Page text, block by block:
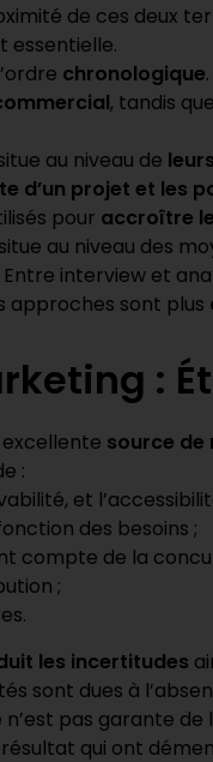
de ces deux
essentielle.
chronologique
, tandis
au niveau de
d’un projet et les
pour accroître
au niveau des
interview et
approches sont plus
:
excellente source de
:
et
des besoins ;
compte de la
;
les incertitudes
sont dues à
n’est pas garante
qui ont